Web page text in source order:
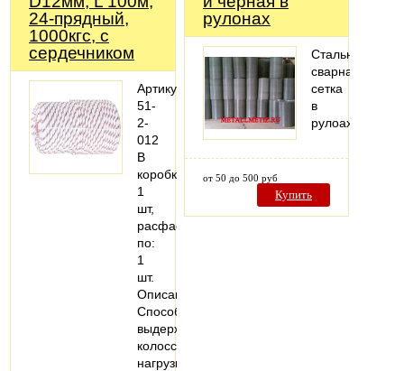
24-прядный,
1000кгс, с
сердечником
Артикул:
51-
2-
012
В
коробке:
1
шт,
расфасовано
по:
1
шт.
Описание:
Способны
выдерживать
колоссальные
нагрузки.
рулонах
Стальная
сварная
сетка
в
рулоах
от 50 до 500 руб
Купить